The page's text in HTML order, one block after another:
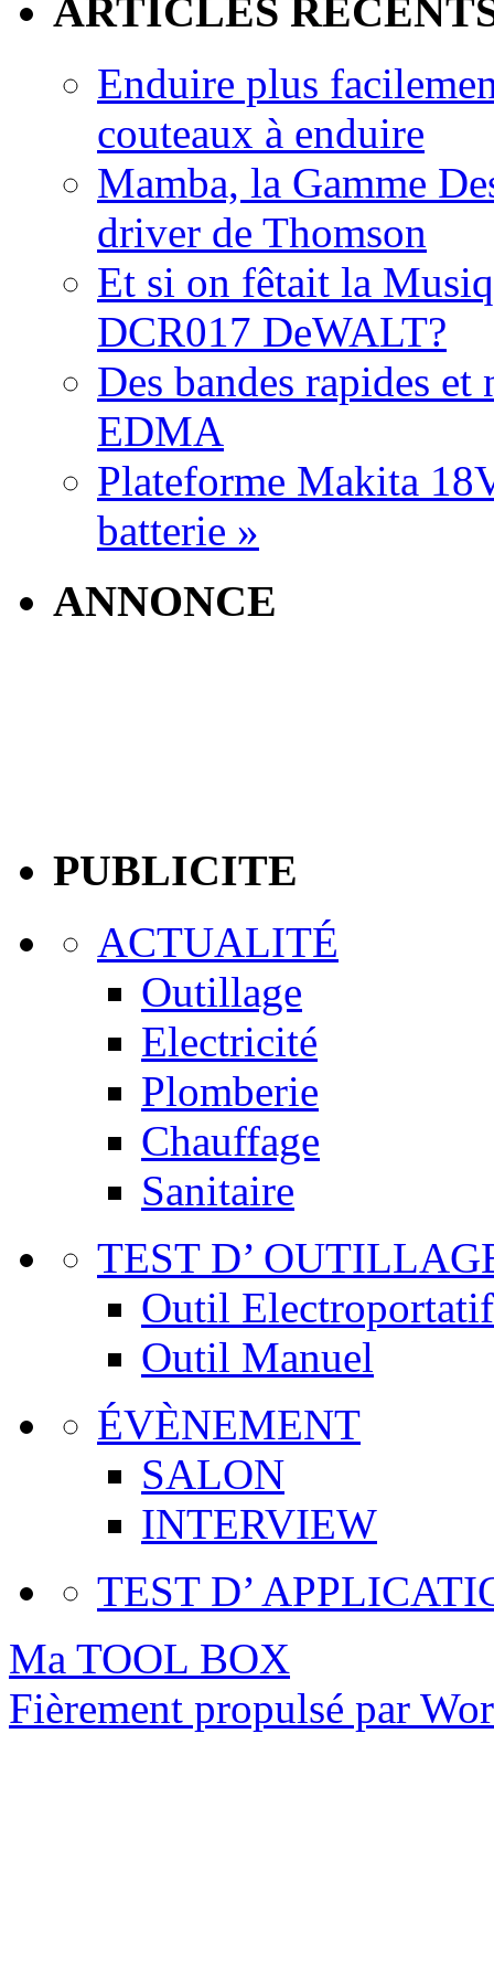
ARTICLES
Enduire plus
couteaux à enduire
Mamba, la Gamme
driver de Thomson
Et si on fêtait la
DCR017 DeWALT?
Des bandes rapides et
EDMA
Plateforme Makita
batterie »
ANNONCE
PUBLICITE
ACTUALITÉ
Outillage
Electricité
Plomberie
Chauffage
Sanitaire
TEST D’
Outil Electroportatif
Outil Manuel
ÉVÈNEMENT
SALON
INTERVIEW
TEST D’
Ma TOOL BOX
Fièrement propulsé par